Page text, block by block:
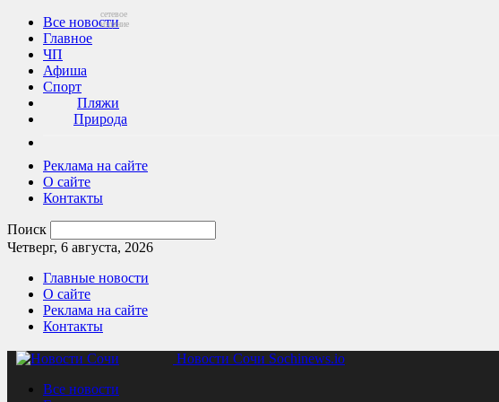
Все новости
Главное
ЧП
Афиша
Спорт
Пляжи
Природа
Реклама на сайте
О сайте
Контакты
Поиск
Четверг, 6 августа, 2026
Главные новости
О сайте
Реклама на сайте
Контакты
Новости Сочи Sochinews.io
сетевое
издание
Все новости